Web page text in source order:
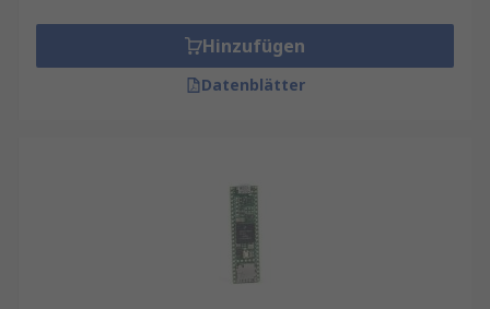
ideal für schnelle Projekte.
Microchip MPLAB X– Umfangreiche
Mikrocontroller checken Sie auch unseren
Leitfaden Mikrocontroller
Hinzufügen
Datenblätter